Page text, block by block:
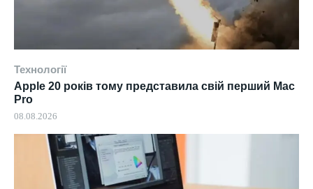
Технології
Apple 20 років тому представила свій перший Mac
Pro
08.08.2026